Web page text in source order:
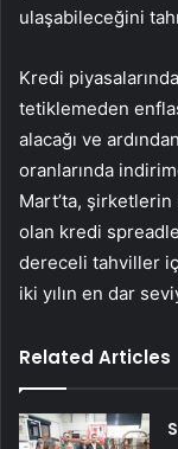
ulaşabileceğini
Kredi
tetiklemeden
alacağı ve
oranlarında
Mart’ta,
olan kredi
dereceli tahviller
iki yılın en dar
Related Articles